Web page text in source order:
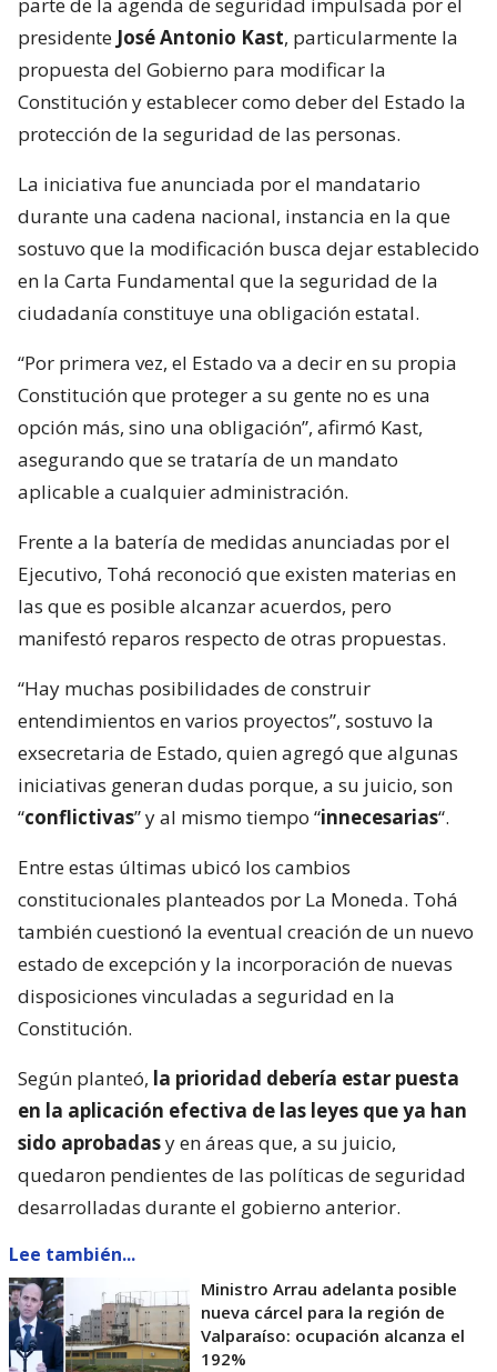
presidente José Antonio Kast, particularmente la
propuesta del Gobierno para modificar la
Constitución y establecer como deber del Estado la
protección de la seguridad de las personas.
La iniciativa fue anunciada por el mandatario
durante una cadena nacional, instancia en la que
sostuvo que la modificación busca dejar establecido
en la Carta Fundamental que la seguridad de la
ciudadanía constituye una obligación estatal.
“Por primera vez, el Estado va a decir en su propia
Constitución que proteger a su gente no es una
opción más, sino una obligación”, afirmó Kast,
asegurando que se trataría de un mandato
aplicable a cualquier administración.
Frente a la batería de medidas anunciadas por el
Ejecutivo, Tohá reconoció que existen materias en
las que es posible alcanzar acuerdos, pero
manifestó reparos respecto de otras propuestas.
“Hay muchas posibilidades de construir
entendimientos en varios proyectos”, sostuvo la
exsecretaria de Estado, quien agregó que algunas
iniciativas generan dudas porque, a su juicio, son
“conflictivas” y al mismo tiempo “innecesarias“.
Entre estas últimas ubicó los cambios
constitucionales planteados por La Moneda. Tohá
también cuestionó la eventual creación de un nuevo
estado de excepción y la incorporación de nuevas
disposiciones vinculadas a seguridad en la
Constitución.
Según planteó, la prioridad debería estar puesta
en la aplicación efectiva de las leyes que ya han
sido aprobadasy en áreas que, a su juicio,
quedaron pendientes de las políticas de seguridad
desarrolladas durante el gobierno anterior.
Lee también...
Ministro Arrau adelanta posible
nueva cárcel para la región de
Valparaíso: ocupación alcanza el
192%